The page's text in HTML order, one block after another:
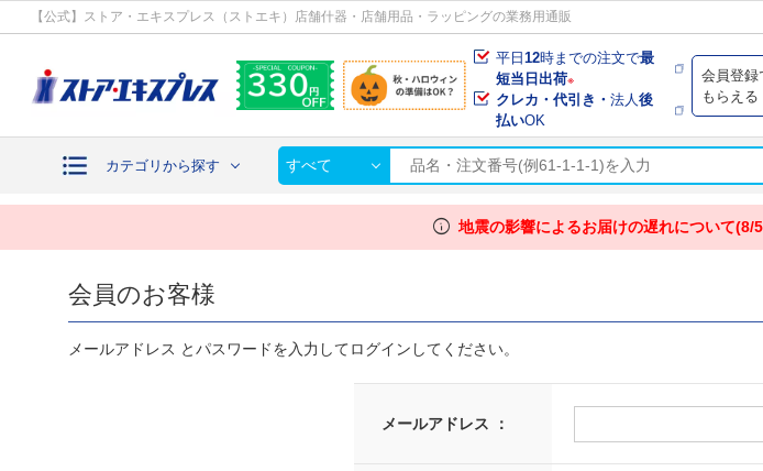
【公式】ストア・エキスプレス（ストエキ）店舗什器・店舗用品・ラッピングの業務用通販
平日12時までの注文で最
短当日出荷※
クレカ・代引き・法人後
払いOK
会員登録
もらえる
カテゴリから探す すべて
info 地震の影響によるお届けの遅れについて(8/
会員のお客様
メールアドレス とパスワードを入力してログインしてください。
メールアドレス ：